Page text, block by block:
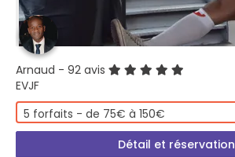
Arnaud - 92 avis
EVJF
5 forfaits - de 75€ à 150€
Détail et réservation